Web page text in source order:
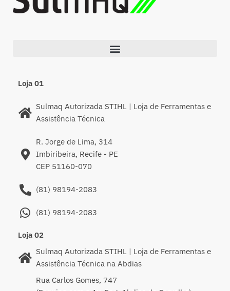
Loja 01
Sulmaq Autorizada STIHL | Loja de Ferramentas e
Assistência Técnica
R. Jorge de Lima, 314
Imbiribeira, Recife - PE
CEP 51160-070
(81) 98194-2083
(81) 98194-2083
Loja 02
Sulmaq Autorizada STIHL | Loja de Ferramentas e
Assistência Técnica na Abdias
Rua Carlos Gomes, 747